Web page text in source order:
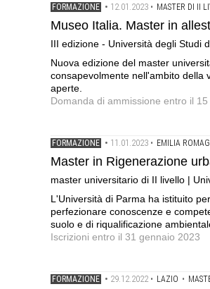
FORMAZIONE • 12.01.2023 • MASTER DI II
Museo Italia. Master in
III edizione - Università degli Studi
Nuova edizione del master
consapevolmente nell'ambito della
aperte.
Domanda di ammissione entro il
FORMAZIONE • 11.01.2023 • EMILIA
Master in Rigenerazione
master universitario di II livello |
L'Università di Parma ha istituito
perfezionare conoscenze e
suolo e di riqualificazione
Iscrizioni entro il 31 gennaio 2023
FORMAZIONE • 29.12.2022 • LAZIO •